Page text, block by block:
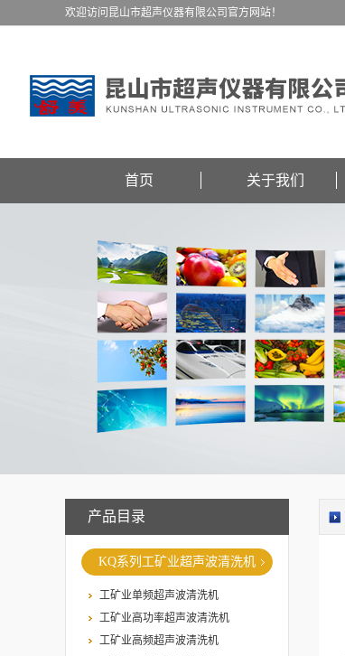
欢迎访问昆山市超声仪器有限公司官方网站！
首页 关于我们
产品目录
KQ系列工矿业超声波清洗机
工矿业单频超声波清洗机
工矿业高功率超声波清洗机
工矿业高频超声波清洗机